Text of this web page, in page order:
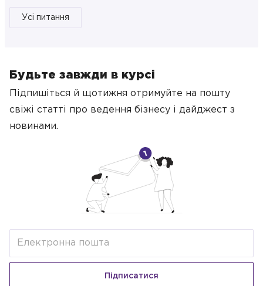
Усі питання
Будьте завжди в курсі
Підпишіться й щотижня отримуйте на пошту
свіжі статті про ведення бізнесу і дайджест з
новинами.
Підписатися